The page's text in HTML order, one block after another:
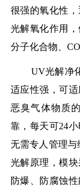
很强的氧化性
光解氧化作用
分子化合物、
UV光解净
适应性强，可
恶臭气体物质
靠，每天可24
无需专人管理与
光解原理，模
防爆、防腐蚀